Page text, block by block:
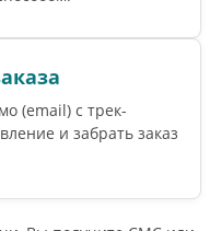
(email) c трек-
и забрать заказ